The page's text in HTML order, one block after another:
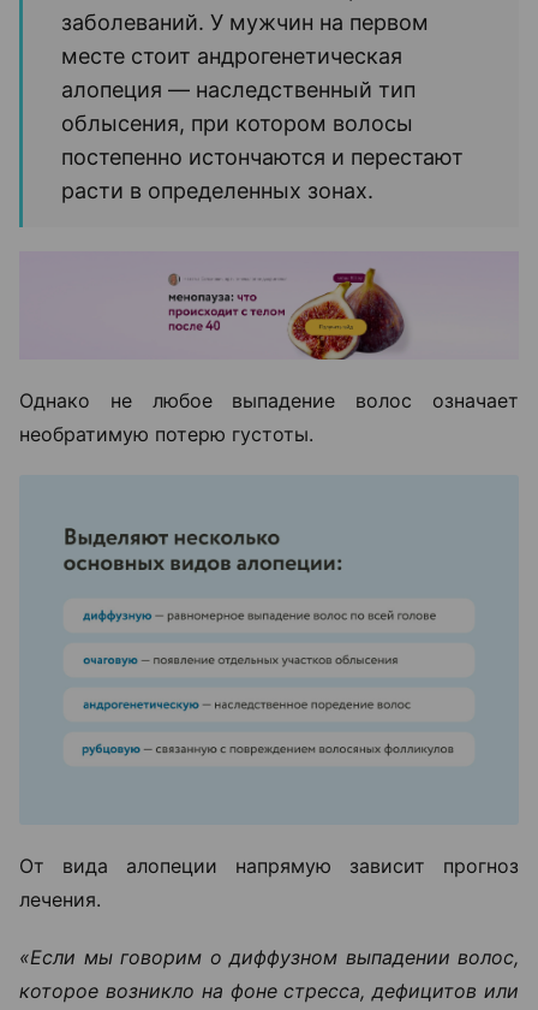
заболеваний. У мужчин на первом
месте стоит андрогенетическая
алопеция — наследственный тип
облысения, при котором волосы
постепенно истончаются и перестают
расти в определенных зонах.
Однако не любое выпадение волос означает
необратимую потерю густоты.
От вида алопеции напрямую зависит прогноз
лечения.
«Если мы говорим о диффузном выпадении волос,
которое возникло на фоне стресса, дефицитов или